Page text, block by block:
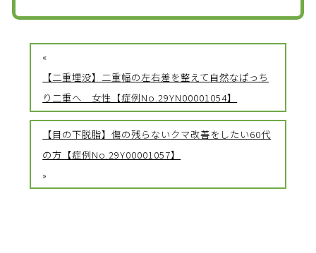
«
【二重埋没】二重幅の左右差を整えて自然なぱっち
り二重へ 女性【症例No.29YN00001054】
【目の下脱脂】傷の残らないクマ改善をしたい60代
の方【症例No.29Y00001057】
»